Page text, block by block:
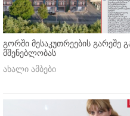
გორში მესაკუთრეების გარეშე
მშენებლობას
ახალი ამბები